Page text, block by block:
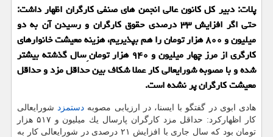
پلات: دبیر كل كانون عالی انجمن های صنفی كارگران اظهار داشت:
حتی اگر افزایش ۳۳ درصدی حقوق كارگران و رسیدن آن به دو
میلیون و ۸۰۰ هزار تومان را هم بپذیریم، هزینه معیشت خانوارهای
كارگری از مرز چهار میلیون و ۹۴۰ هزار تومان ِسال گذشته بیشتر
شده و با مصوبه شورایعالی كار عملا شكاف بین حداقل مزد و حداقل
معیشت كارگران پر نشده است.
هادی ابوی در گفتگو با ایسنا، در ارزیابی مصوبه دستمزدشورایعالی
كار اظهاركرد: حداقل مزد كارگران پارسال یك میلیون و ۵۱۷ هزار
تومان بود كه سال جاری با افزایش ۲۱ درصدی در شورایعالی كار به